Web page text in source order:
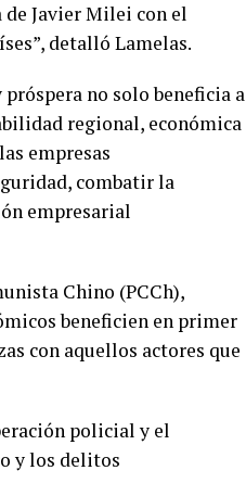
Javier Milei con el
detalló Lamelas.
no solo beneficia a
regional, económica
empresas
combatir la
empresarial
Chino (PCCh),
beneficien en primer
con aquellos actores que
policial y el
y los delitos